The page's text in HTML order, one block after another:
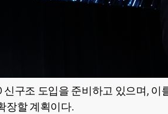
구조 도입을 준비하고 있으며, 이
장할 계획이다.